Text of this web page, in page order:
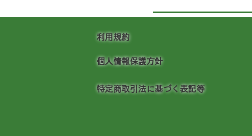
利用規約
個人情報保護方針
特定商取引法に基づく表記等